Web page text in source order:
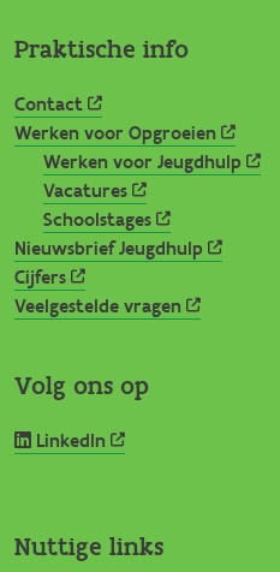
Praktische info
Contact
Werken voor Opgroeien
Werken voor Jeugdhulp
Vacatures
Schoolstages
Nieuwsbrief Jeugdhulp
Cijfers
Veelgestelde vragen
Volg ons op
LinkedIn
Nuttige links